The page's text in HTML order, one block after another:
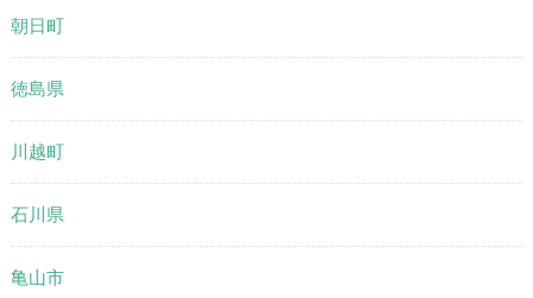
朝日町
徳島県
川越町
石川県
亀山市